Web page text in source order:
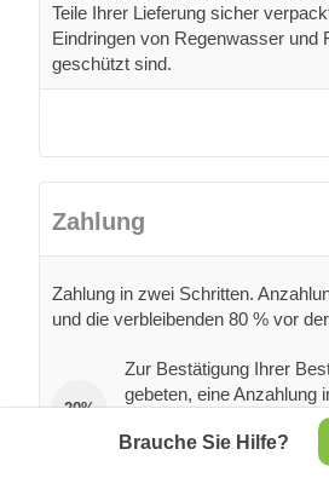
Teile Ihrer Lieferung sicher
Eindringen von Regenwasser und
geschützt sind.
Zahlung
Zahlung in zwei Schritten.
und die verbleibenden 80 % vor
20%
Zur Bestätigung Ihrer
gebeten, eine Anzahlung
des Auftragswertes (per
oder Kreditkarte) zu
erhalten Sie von uns
Brauche Sie Hilfe?